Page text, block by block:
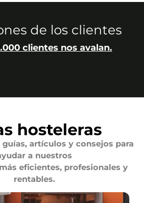
de los clientes
clientes nos avalan.
hosteleras
guías, artículos y consejos para
a nuestros
eficientes, profesionales y
rentables.